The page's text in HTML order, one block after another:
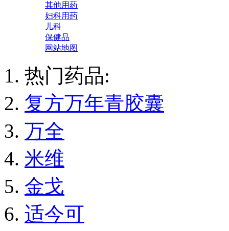
其他用药
妇科用药
儿科
保健品
网站地图
热门药品:
复方万年青胶囊
万全
米维
金戈
适今可